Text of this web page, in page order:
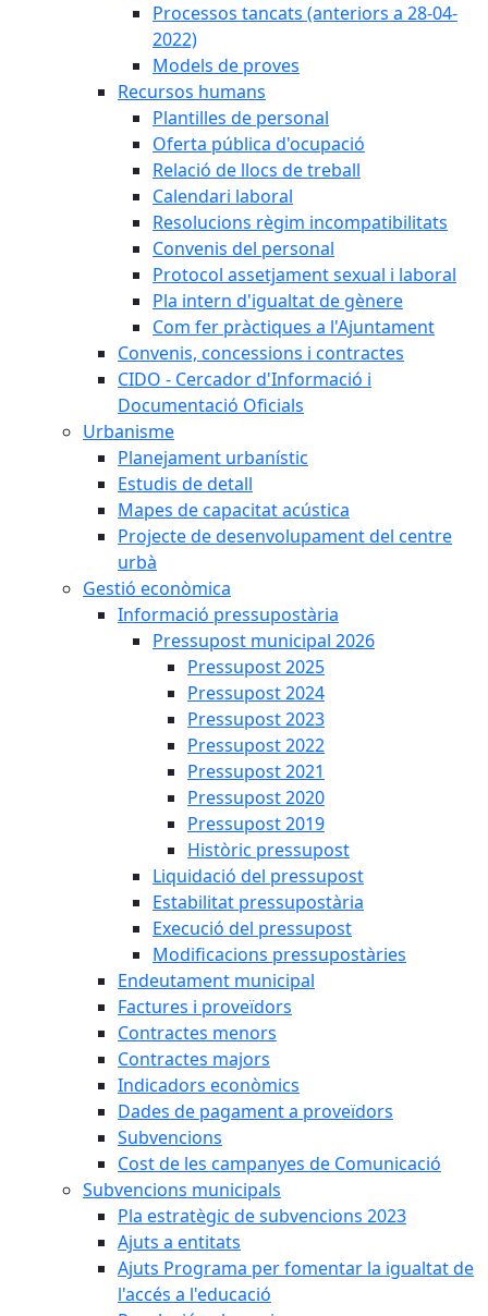
Processos tancats (anteriors a 28-04-
2022)
Models de proves
Recursos humans
Plantilles de personal
Oferta pública d'ocupació
Relació de llocs de treball
Calendari laboral
Resolucions règim incompatibilitats
Convenis del personal
Protocol assetjament sexual i laboral
Pla intern d'igualtat de gènere
Com fer pràctiques a l'Ajuntament
Convenis, concessions i contractes
CIDO - Cercador d'Informació i
Documentació Oficials
Urbanisme
Planejament urbanístic
Estudis de detall
Mapes de capacitat acústica
Projecte de desenvolupament del centre
urbà
Gestió econòmica
Informació pressupostària
Pressupost municipal 2026
Pressupost 2025
Pressupost 2024
Pressupost 2023
Pressupost 2022
Pressupost 2021
Pressupost 2020
Pressupost 2019
Històric pressupost
Liquidació del pressupost
Estabilitat pressupostària
Execució del pressupost
Modificacions pressupostàries
Endeutament municipal
Factures i proveïdors
Contractes menors
Contractes majors
Indicadors econòmics
Dades de pagament a proveïdors
Subvencions
Cost de les campanyes de Comunicació
Subvencions municipals
Pla estratègic de subvencions 2023
Ajuts a entitats
Ajuts Programa per fomentar la igualtat de
l'accés a l'educació